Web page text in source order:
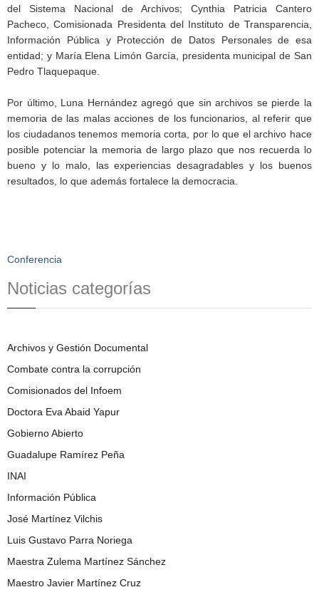
del Sistema Nacional de Archivos; Cynthia Patricia Cantero
Pacheco, Comisionada Presidenta del Instituto de Transparencia,
Información Pública y Protección de Datos Personales de esa
entidad; y María Elena Limón García, presidenta municipal de San
Pedro Tlaquepaque.
Por último, Luna Hernández agregó que sin archivos se pierde la
memoria de las malas acciones de los funcionarios, al referir que
los ciudadanos tenemos memoria corta, por lo que el archivo hace
posible potenciar la memoria de largo plazo que nos recuerda lo
bueno y lo malo, las experiencias desagradables y los buenos
resultados, lo que además fortalece la democracia.
Conferencia
Noticias categorías
Archivos y Gestión Documental
Combate contra la corrupción
Comisionados del Infoem
Doctora Eva Abaid Yapur
Gobierno Abierto
Guadalupe Ramírez Peña
INAI
Información Pública
José Martínez Vilchis
Luis Gustavo Parra Noriega
Maestra Zulema Martínez Sánchez
Maestro Javier Martínez Cruz